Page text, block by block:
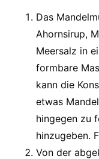
Das
Ahornsirup,
Meersalz in
formbare
kann die
etwas
hingegen zu
hinzugeben.
Von der